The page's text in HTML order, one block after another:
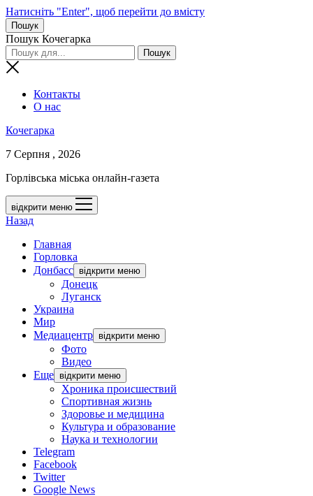
Натисніть "Enter", щоб перейти до вмісту
Пошук
Пошук Кочегарка
Контакты
О нас
Кочегарка
7 Серпня , 2026
Горлівська міська онлайн-газета
відкрити меню
Назад
Главная
Горловка
Донбасс відкрити меню
Донецк
Луганск
Украина
Мир
Медиацентр відкрити меню
Фото
Видео
Еще відкрити меню
Хроника происшествий
Спортивная жизнь
Здоровье и медицина
Культура и образование
Наука и технологии
Telegram
Facebook
Twitter
Google News